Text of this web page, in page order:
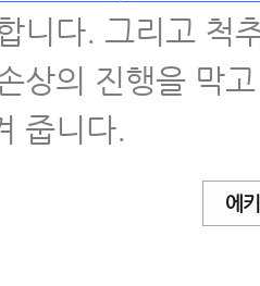
유를 알 수 있다.
동, 매일 반드시 해
수술 없이도 치료가
니다. 그리고 척
상의 진행을 막
줍니다.
에